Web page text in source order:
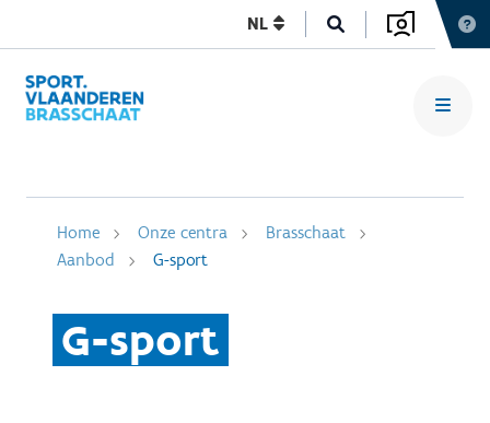
NL
Home Onze centra
Brasschaat
Aanbod
G-sport
G-sport